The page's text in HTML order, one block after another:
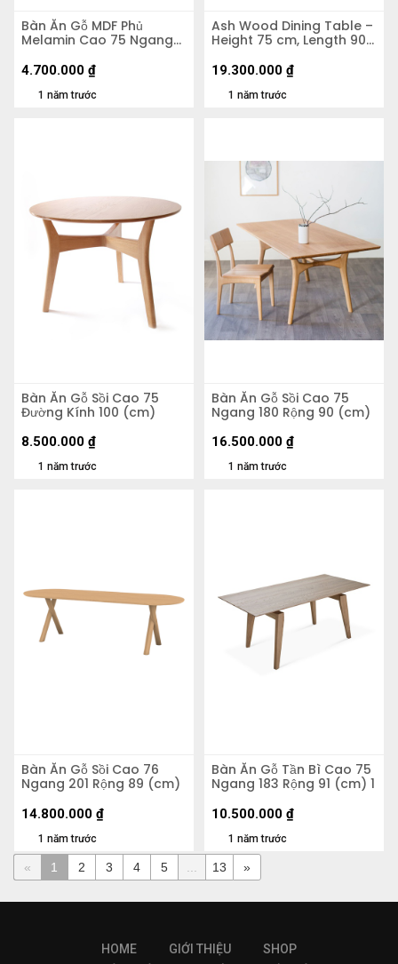
Bàn Ăn Gỗ MDF Phủ
Melamin Cao 75 Ngang
1 năm trước
4.700.000 ₫
Ash Wood Dining Table –
Height 75 cm, Length 90–
1 năm trước
19.300.000 ₫
Bàn Ăn Gỗ Sồi Cao 75
Đường Kính 100 (cm)
1 năm trước
8.500.000 ₫
Bàn Ăn Gỗ Sồi Cao 75
Ngang 180 Rộng 90 (cm)
1 năm trước
16.500.000 ₫
Bàn Ăn Gỗ Sồi Cao 76
Ngang 201 Rộng 89 (cm)
1 năm trước
14.800.000 ₫
Bàn Ăn Gỗ Tần Bì Cao 75
Ngang 183 Rộng 91 (cm) 1
1 năm trước
10.500.000 ₫
« 1 2 3 4 5 13 »
HOME GIỚI THIỆU SHOP